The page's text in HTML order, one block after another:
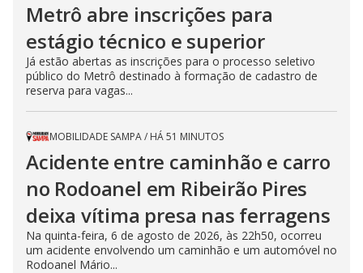
Metrô abre inscrições para
estágio técnico e superior
Já estão abertas as inscrições para o processo seletivo
público do Metrô destinado à formação de cadastro de
reserva para vagas...
MOBILIDADE SAMPA/ HÁ 51 MINUTOS
Acidente entre caminhão e carro
no Rodoanel em Ribeirão Pires
deixa vítima presa nas ferragens
Na quinta-feira, 6 de agosto de 2026, às 22h50, ocorreu
um acidente envolvendo um caminhão e um automóvel no
Rodoanel Mário...